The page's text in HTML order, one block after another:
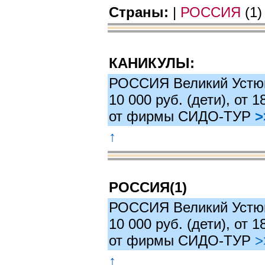
Страны: | РОССИЯ
КАНИКУЛЫ:
РОССИЯ Великий
10 000 руб. (дети), от
от фирмы СИДО-ТУР
↑
РОССИЯ(1)
РОССИЯ Великий
10 000 руб. (дети), от
от фирмы СИДО-ТУР
↑